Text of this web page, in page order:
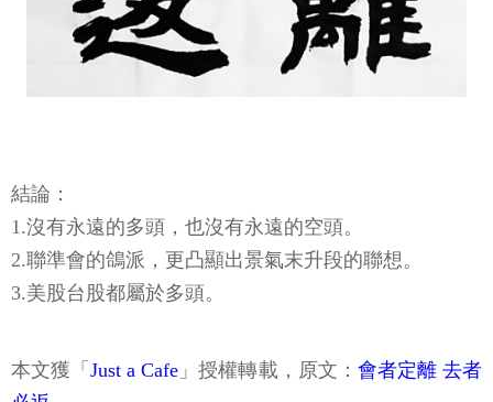
結論：
1.沒有永遠的多頭，也沒有永遠的空頭。
2.聯準會的鴿派，更凸顯出景氣末升段的聯想。
3.美股台股都屬於多頭。
本文獲「Just a Cafe 」授權轉載，原文： 會者定離 去者